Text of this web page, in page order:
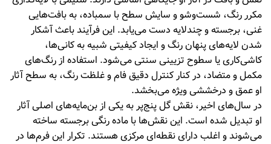
مکرر رنگ، شست‌وشو و سایش سطح با سمباده، به بافت‌هایی
غنی، برجسته و چندلایه دست می‌یابد. این فرآیند باعث آشکار
شدن لایه‌های پنهان رنگ و ایجاد کیفیتی شبیه به کانی‌ها،
کاشی‌کاری یا سطوح تزیینی سنتی می‌شود. استفاده از رنگ‌های
مکمل و متضاد، در کنار کنترل دقیق فام و غلظت رنگ، به سطح آثار
او عمق و درخششی ویژه می‌بخشد.
در سال‌های اخیر، نقش گل پنج‌پر به یکی از بن‌مایه‌های اصلی آثار
او تبدیل شده است. این نقش‌ها با ماده رنگی برجسته ساخته
می‌شوند و اغلب دارای نقطه‌ای مرکزی هستند. تکرار این فرم‌ها در